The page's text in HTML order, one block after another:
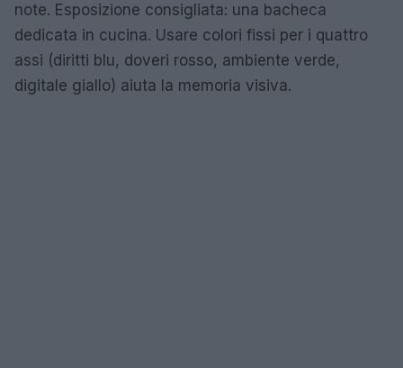
note. Esposizione consigliata: una bacheca
dedicata in cucina. Usare colori fissi per i quattro
assi (diritti blu, doveri rosso, ambiente verde,
digitale giallo) aiuta la memoria visiva.